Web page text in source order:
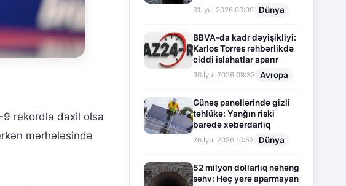
rekordla daxil olsa
mərhələsində
31.İyul.2026 03:09 Dünya
BBVA-da kadr dəyişikliyi:
Karlos Torres rəhbərlikdə
ciddi islahatlar aparır
30.İyul.2026 09:33 Avropa
Günəş panellərində gizli
təhlükə: Yanğın riski
barədə xəbərdarlıq
26.İyul.2026 10:52 Dünya
52 milyon dollarlıq nəhəng
səhv: Heç yerə aparmayan